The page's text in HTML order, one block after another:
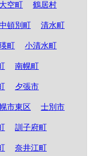
大空町 鶴居村
頓別町 清水町
町 小清水町
南幌町
夕張市
市東区 士別市
訓子府町
奈井江町